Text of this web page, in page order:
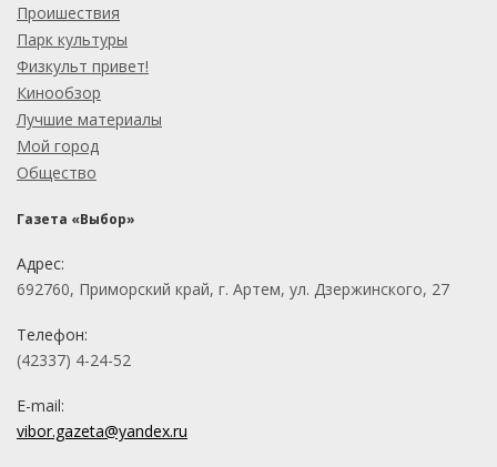
Проишествия
Парк культуры
Физкульт привет!
Кинообзор
Лучшие материалы
Мой город
Общество
Газета «Выбор»
Адрес:
692760, Приморский край, г. Артем, ул. Дзержинского, 27
Телефон:
(42337) 4-24-52
E-mail:
vibor.gazeta@yandex.ru